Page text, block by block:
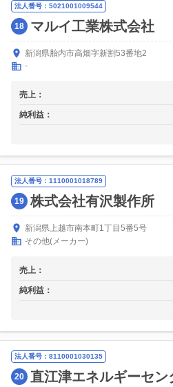
法人番号：5021001009544
18 マルイ工業株式会社
新潟県胎内市高畑字新割53番地2
-
売上：
純利益：
法人番号：1110001018789
19 株式会社有沢製作所
新潟県上越市南本町1丁目5番5号
その他(メーカー)
売上：
純利益：
法人番号：8110001030135
20 直江津エネルギーセン